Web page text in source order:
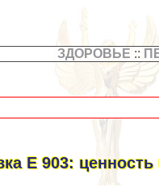
ЗДОРОВЬЕ ::
Е 903: